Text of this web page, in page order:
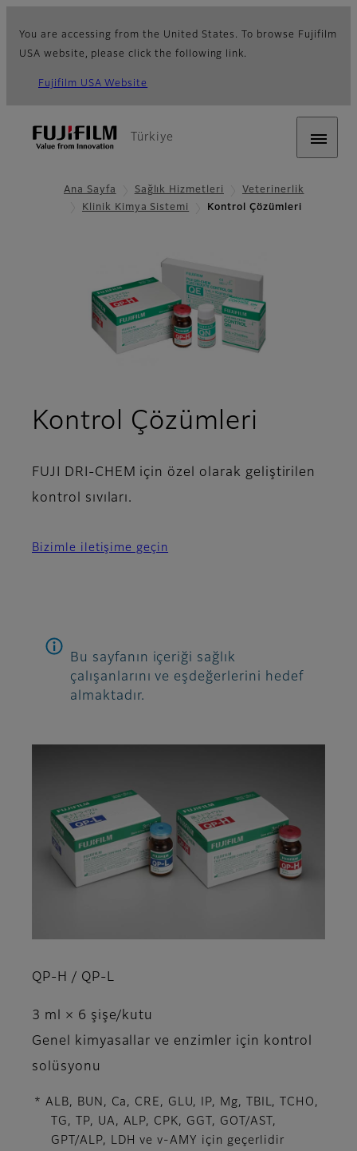
You are accessing from the United States. To browse Fujifilm
USA website, please click the following link.
Fujifilm USA Website
Türkiye
Ana Sayfa Sağlık Hizmetleri
Veterinerlik
Klinik Kimya Sistemi
Kontrol Çözümleri
Kontrol Çözümleri
FUJI DRI-CHEM için özel olarak geliştirilen
kontrol sıvıları.
Bizimle iletişime geçin
Bu sayfanın içeriği sağlık
çalışanlarını ve eşdeğerlerini hedef
almaktadır.
QP-H / QP-L
3 ml × 6 şişe/kutu
Genel kimyasallar ve enzimler için kontrol
solüsyonu
* ALB, BUN, Ca, CRE, GLU, IP, Mg, TBIL, TCHO,
TG, TP, UA, ALP, CPK, GGT, GOT/AST,
GPT/ALP, LDH ve v-AMY için geçerlidir